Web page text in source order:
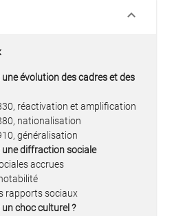
keyboard_arrow_down
évolution des cadres et des
réactivation et amplification
nationalisation
généralisation
une diffraction sociale
accrues
rapports sociaux
choc culturel ?